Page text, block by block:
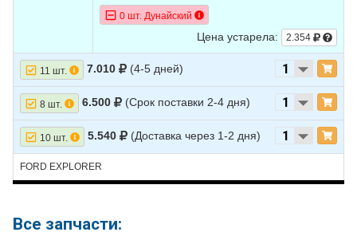
EXPLORER 2003 V8 4.6L
0 шт. Дунайский
Цена устарела: 2.354
11 шт. 7.010 (4-5 дней)
8 шт. 6.500 (Срок поставки 2-4 дня)
10 шт. 5.540 (Доставка через 1-2 дня)
FORD EXPLORER
Все запчасти: